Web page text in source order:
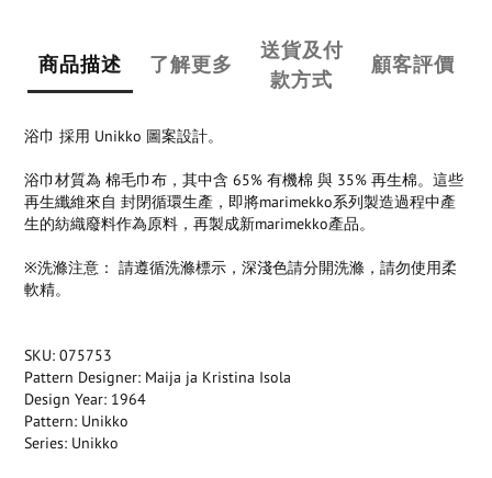
商品描述 了解更多
送貨及付
款方式
顧客評價
浴巾 採用 Unikko 圖案設計。
浴巾材質為 棉毛巾布，其中含 65% 有機棉 與 35% 再生棉。這些
再生纖維來自 封閉循環生產，即將marimekko系列製造過程中產
生的紡織廢料作為原料，再製成新marimekko產品。
※洗滌注意： 請遵循洗滌標示，深淺色請分開洗滌，請勿使用柔
軟精。
SKU: 075753
Pattern Designer: Maija ja Kristina Isola
Design Year: 1964
Pattern: Unikko
Series: Unikko